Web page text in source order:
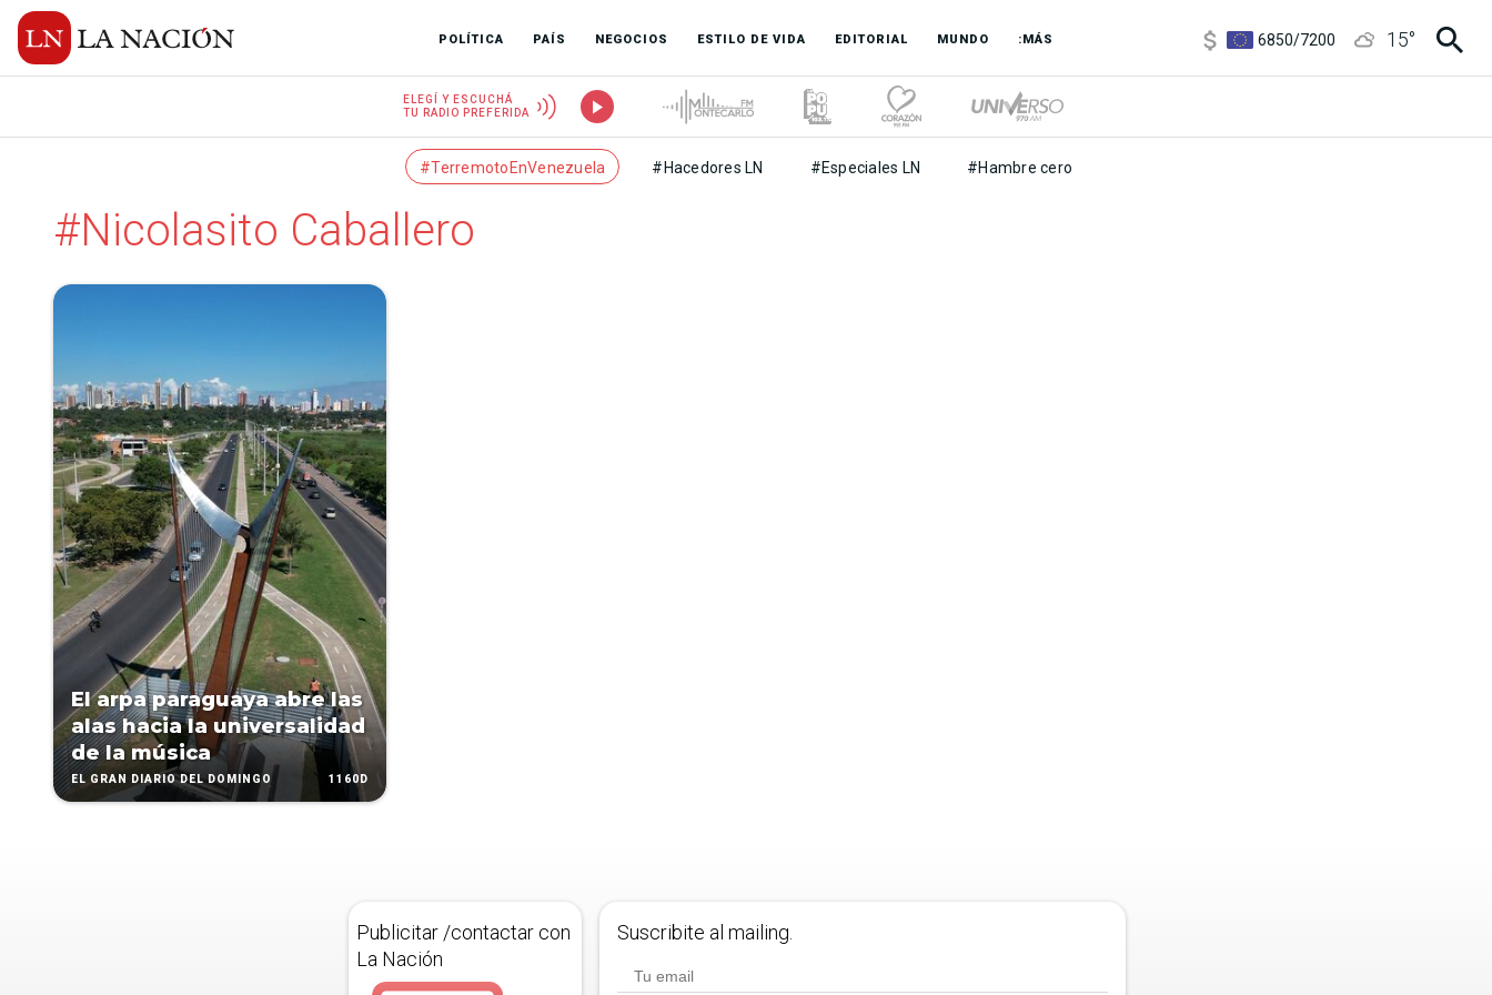
POLÍTICA PAÍS NEGOCIOS ESTILO DE VIDA EDITORIAL MUNDO :MÁS
6850/7200
15°
ELEGÍ Y ESCUCHÁ
TU RADIO PREFERIDA
#TerremotoEnVenezuela #Hacedores LN #Especiales LN #Hambre cero
#Nicolasito Caballero
El arpa paraguaya abre las
alas hacia la universalidad
de la música
EL GRAN DIARIO DEL DOMINGO 1160D
Publicitar /contactar con
La Nación
Suscribite al mailing.